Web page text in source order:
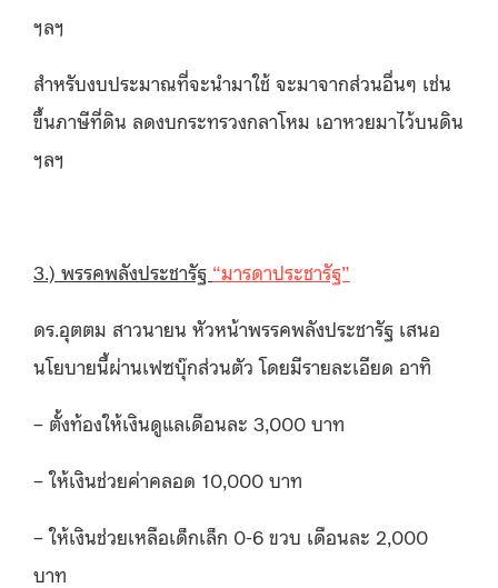
ฯลฯ
สำหรับงบประมาณที่จะนำมาใช้ จะมาจากส่วนอื่นๆ เช่น
ขึ้นภาษีที่ดิน ลดงบกระทรวงกลาโหม เอาหวยมาไว้บนดิน
ฯลฯ
3.) พรรคพลังประชารัฐ “มารดาประชารัฐ”
ดร.อุตตม สาวนายน หัวหน้าพรรคพลังประชารัฐ เสนอ
นโยบายนี้ผ่านเฟซบุ๊กส่วนตัว โดยมีรายละเอียด อาทิ
– ตั้งท้องให้เงินดูแลเดือนละ 3,000 บาท
– ให้เงินช่วยค่าคลอด 10,000 บาท
– ให้เงินช่วยเหลือเด็กเล็ก 0-6 ขวบ เดือนละ 2,000
บาท